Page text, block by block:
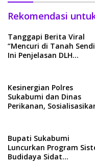
Rekomendasi
Tanggapi Berita Viral
“Mencuri di Tanah
Ini Penjelasan DLH
Kesinergian Polres
Sukabumi dan Dinas
Perikanan,
Bupati Sukabumi
Luncurkan Program
Budidaya Sidat